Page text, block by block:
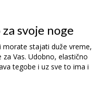
svoje noge
morate stajati duže vreme,
Vas. Udobno, elastično
tegobe i uz sve to ima i